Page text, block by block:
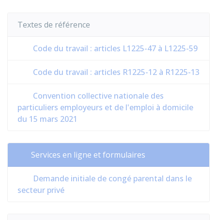
Textes de référence
Code du travail : articles L1225-47 à L1225-59
Code du travail : articles R1225-12 à R1225-13
Convention collective nationale des
particuliers employeurs et de l'emploi à domicile
du 15 mars 2021
Services en ligne et formulaires
Demande initiale de congé parental dans le
secteur privé